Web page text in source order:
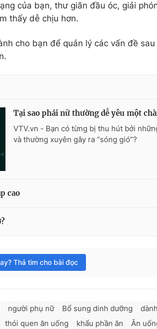
của bạn, thư giãn đầu óc, giải
thấy dễ chịu hơn.
cho bạn để quản lý các vấn đề
Tại sao phái nữ thường dễ yêu một
VTV.vn - Bạn có từng bị thu hút bởi
và thường xuyên gây ra “sóng gió”?
cao
Thả tim cho bài đọc
người phụ nữ Bổ sung dinh dưỡng
thói quen ăn uống khẩu phần ăn Ăn